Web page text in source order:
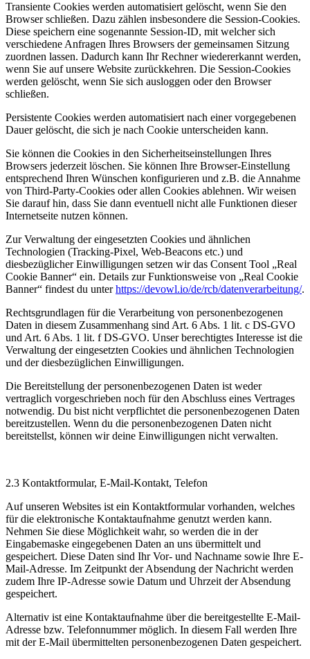
Transiente Cookies werden automatisiert gelöscht, wenn Sie den
Browser schließen. Dazu zählen insbesondere die Session-Cookies.
Diese speichern eine sogenannte Session-ID, mit welcher sich
verschiedene Anfragen Ihres Browsers der gemeinsamen Sitzung
zuordnen lassen. Dadurch kann Ihr Rechner wiedererkannt werden,
wenn Sie auf unsere Website zurückkehren. Die Session-Cookies
werden gelöscht, wenn Sie sich ausloggen oder den Browser
schließen.
Persistente Cookies werden automatisiert nach einer vorgegebenen
Dauer gelöscht, die sich je nach Cookie unterscheiden kann.
Sie können die Cookies in den Sicherheitseinstellungen Ihres
Browsers jederzeit löschen. Sie können Ihre Browser-Einstellung
entsprechend Ihren Wünschen konfigurieren und z.B. die Annahme
von Third-Party-Cookies oder allen Cookies ablehnen. Wir weisen
Sie darauf hin, dass Sie dann eventuell nicht alle Funktionen dieser
Internetseite nutzen können.
Zur Verwaltung der eingesetzten Cookies und ähnlichen
Technologien (Tracking-Pixel, Web-Beacons etc.) und
diesbezüglicher Einwilligungen setzen wir das Consent Tool „Real
Cookie Banner“ ein. Details zur Funktionsweise von „Real Cookie
Banner“ findest du unterhttps://devowl.io/de/rcb/datenverarbeitung/.
Rechtsgrundlagen für die Verarbeitung von personenbezogenen
Daten in diesem Zusammenhang sind Art. 6 Abs. 1 lit. c DS-GVO
und Art. 6 Abs. 1 lit. f DS-GVO. Unser berechtigtes Interesse ist die
Verwaltung der eingesetzten Cookies und ähnlichen Technologien
und der diesbezüglichen Einwilligungen.
Die Bereitstellung der personenbezogenen Daten ist weder
vertraglich vorgeschrieben noch für den Abschluss eines Vertrages
notwendig. Du bist nicht verpflichtet die personenbezogenen Daten
bereitzustellen. Wenn du die personenbezogenen Daten nicht
bereitstellst, können wir deine Einwilligungen nicht verwalten.
2.3 Kontaktformular, E-Mail-Kontakt, Telefon
Auf unseren Websites ist ein Kontaktformular vorhanden, welches
für die elektronische Kontaktaufnahme genutzt werden kann.
Nehmen Sie diese Möglichkeit wahr, so werden die in der
Eingabemaske eingegebenen Daten an uns übermittelt und
gespeichert. Diese Daten sind Ihr Vor- und Nachname sowie Ihre E-
Mail-Adresse. Im Zeitpunkt der Absendung der Nachricht werden
zudem Ihre IP-Adresse sowie Datum und Uhrzeit der Absendung
gespeichert.
Alternativ ist eine Kontaktaufnahme über die bereitgestellte E-Mail-
Adresse bzw. Telefonnummer möglich. In diesem Fall werden Ihre
mit der E-Mail übermittelten personenbezogenen Daten gespeichert.